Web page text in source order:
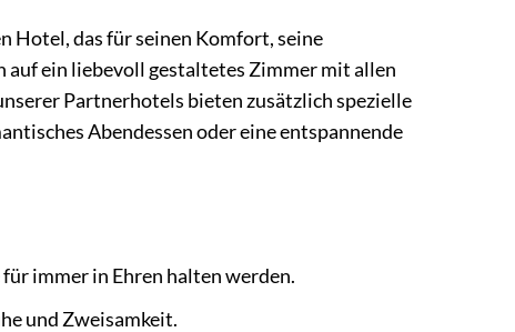
Hotel, das für seinen Komfort, seine
auf ein liebevoll gestaltetes Zimmer mit allen
Partnerhotels bieten zusätzlich spezielle
Abendessen oder eine entspannende
immer in Ehren halten werden.
und Zweisamkeit.